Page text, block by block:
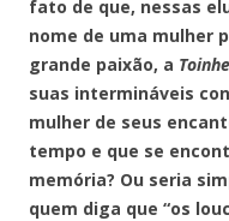
fato de que, nessas
nome de uma mulher
grande paixão, a
suas intermináveis
mulher de seus
tempo e que se
memória? Ou seria
quem diga que “os